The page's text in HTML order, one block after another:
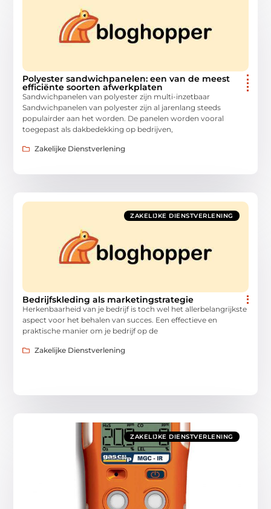
Polyester sandwichpanelen: een van de meest
efficiënte soorten afwerkplaten
Sandwichpanelen van polyester zijn multi-inzetbaar
Sandwichpanelen van polyester zijn al jarenlang steeds
populairder aan het worden. De panelen worden vooral
toegepast als dakbedekking op bedrijven,
Zakelijke Dienstverlening
ZAKELIJKE DIENSTVERLENING
Bedrijfskleding als marketingstrategie
Herkenbaarheid van je bedrijf is toch wel het allerbelangrijkste
aspect voor het behalen van succes. Een effectieve en
praktische manier om je bedrijf op de
Zakelijke Dienstverlening
ZAKELIJKE DIENSTVERLENING